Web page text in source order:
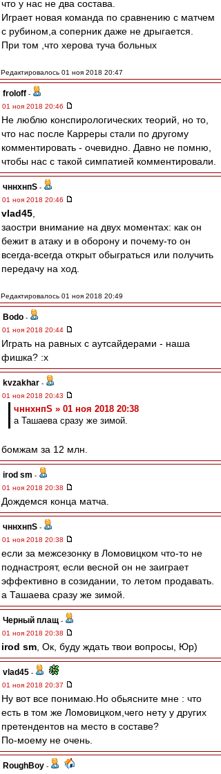
что у нас не два состава.
Играет новая команда по сравнению с матчем
с рубином,а соперник даже не дрыгается.
При том ,что херова туча больных
Редактировалось 01 ноя 2018 20:47
froloff -
01 ноя 2018 20:46
Не люблю конспирологических теорий, но то,
что нас после Карреры стали по другому
комментировать - очевидно. Давно не помню,
чтобы нас с такой симпатией комментировали.
чннхнпS -
01 ноя 2018 20:46
vlad45
заостри внимание на двух моментах: как он
бежит в атаку и в оборону и почему-то он
всегда-всегда открыт обыграться или получить
передачу на ход.
Редактировалось 01 ноя 2018 20:49
Bodo -
01 ноя 2018 20:44
Играть на равных с аутсайдерами - наша
фишка? :x
kvzakhar -
01 ноя 2018 20:43
чннхнпS » 01 ноя 2018 20:38
а Ташаева сразу же зимой.
бомжам за 12 млн.
irod sm -
01 ноя 2018 20:38
Дождемся конца матча.
чннхнпS -
01 ноя 2018 20:38
если за межсезонку в Ломовицком что-то не
поднастроят, если весной он не заиграет
эффективно в созидании, то летом продавать.
а Ташаева сразу же зимой.
Черный плащ -
01 ноя 2018 20:38
irod sm , Ок, буду ждать твои вопросы, Юр)
vlad45 -
01 ноя 2018 20:37
Ну вот все понимаю.Но обьясните мне : что
есть в том же Ломовицком,чего нету у других
претендентов на место в составе?
По-моему не очень.
RoughBoy -